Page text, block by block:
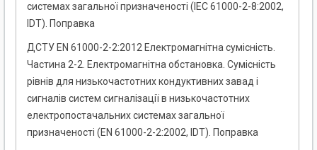
системах загальної призначеності (ІЕС 61000-2-8:2002,
IDТ). Поправка
ДСТУ ЕN 61000-2-2:2012 Електромагнітна сумісність.
Частина 2-2. Електромагнітна обстановка. Сумісність
рівнів для низькочастотних кондуктивних завад і
сигналів систем сигналізації в низькочастотних
електропостачальних системах загальної
призначеності (EN 61000-2-2:2002, IDT). Поправка